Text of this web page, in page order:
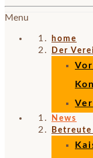
Menu
home
Der
News